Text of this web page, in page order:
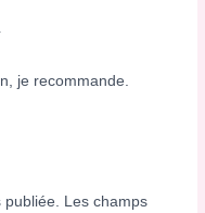
je recommande.
Les champs